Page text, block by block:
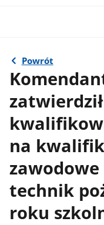
Powrót
na
technik
roku